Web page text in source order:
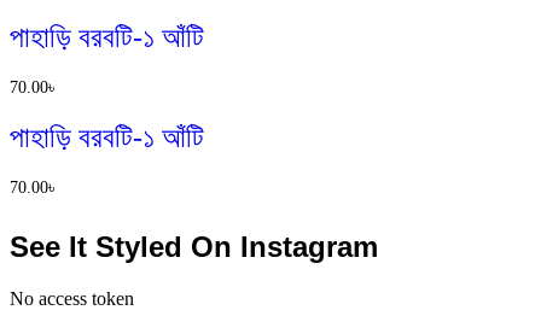
পাহাড়ি বরবটি-১ আঁটি
70.00৳
পাহাড়ি বরবটি-১ আঁটি
70.00৳
See It Styled On Instagram
No access token